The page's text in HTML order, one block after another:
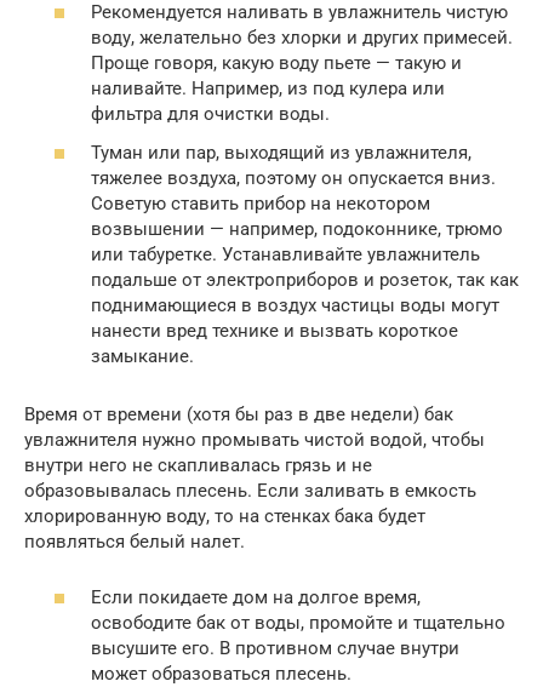
Рекомендуется наливать в увлажнитель чистую
воду, желательно без хлорки и других примесей.
Проще говоря, какую воду пьете — такую и
наливайте. Например, из под кулера или
фильтра для очистки воды.
Туман или пар, выходящий из увлажнителя,
тяжелее воздуха, поэтому он опускается вниз.
Советую ставить прибор на некотором
возвышении — например, подоконнике, трюмо
или табуретке. Устанавливайте увлажнитель
подальше от электроприборов и розеток, так как
поднимающиеся в воздух частицы воды могут
нанести вред технике и вызвать короткое
замыкание.
Время от времени (хотя бы раз в две недели) бак
увлажнителя нужно промывать чистой водой, чтобы
внутри него не скапливалась грязь и не
образовывалась плесень. Если заливать в емкость
хлорированную воду, то на стенках бака будет
появляться белый налет.
Если покидаете дом на долгое время,
освободите бак от воды, промойте и тщательно
высушите его. В противном случае внутри
может образоваться плесень.